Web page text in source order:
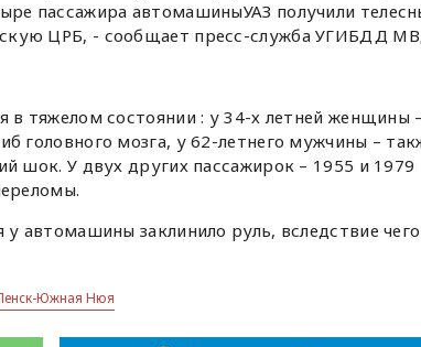
пассажира автомашиныУАЗ получили
ЦРБ, - сообщает пресс-служба УГИБДД
в тяжелом состоянии : у 34-х летней женщины –
головного мозга, у 62-летнего мужчины –
шок. У двух других пассажирок – 1955 и 1979
автомашины заклинило руль, вследствие
Южная Нюя